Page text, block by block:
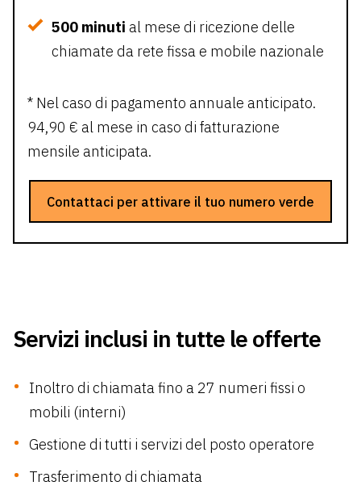
500 minuti al mese di ricezione delle
chiamate da rete fissa e mobile nazionale
* Nel caso di pagamento annuale anticipato.
94,90 € al mese in caso di fatturazione
mensile anticipata.
Contattaci per attivare il tuo numero verde
Servizi inclusi in tutte le offerte
Inoltro di chiamata fino a 27 numeri fissi o
mobili (interni)
Gestione di tutti i servizi del posto operatore
Trasferimento di chiamata